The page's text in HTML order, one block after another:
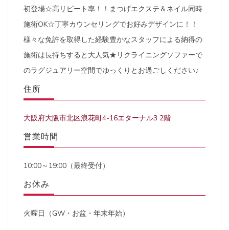
初登場☆高リピート率！！まつげエクステ＆ネイル同時
施術OK☆丁寧カウンセリングでお好みデザインに！！
様々な免許を取得した経験豊かなスタッフによる納得の
施術は長持ちすると大人気★リクライニングソファーで
のラグジュアリー空間でゆっくりとお過ごしください♪
住所
大阪府大阪市北区浪花町4-16エターナル3 2階
営業時間
10:00～19:00（最終受付）
お休み
火曜日（GW・お盆・年末年始）